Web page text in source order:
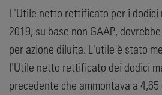
L'Utile netto rettificato per i dodici
2019, su base non GAAP,
per azione diluita. L'utile è stato
l'Utile netto rettificato dei dodici
precedente che ammontava a